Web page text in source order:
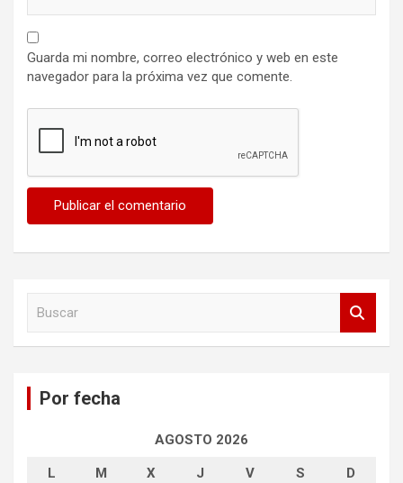
Guarda mi nombre, correo electrónico y web en este
navegador para la próxima vez que comente.
Por fecha
AGOSTO 2026
L M X J V S D